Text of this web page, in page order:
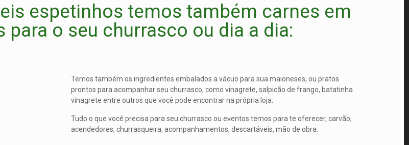
espetinhos temos também carnes em
para o seu churrasco ou dia a dia:
Temos também os ingredientes embalados a vácuo para sua maioneses, ou pratos
prontos para acompanhar seu churrasco, como vinagrete, salpicão de frango, batatinha
vinagrete entre outros que você pode encontrar na própria loja.
Tudo o que você precisa para seu churrasco ou eventos temos para te oferecer, carvão,
acendedores, churrasqueira, acompanhamentos, descartáveis, mão de obra.